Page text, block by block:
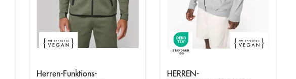
Herren-Funktions-
HERREN-